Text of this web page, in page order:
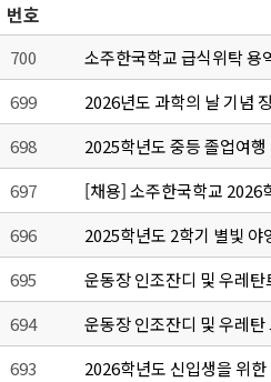
번호
700 소주한국학교 급식위탁 용
699
2026년도 과학의 날 기념
698
2025학년도 중등 졸업여
697
[채용] 소주한국학교 2026
696
2025학년도 2학기 별빛 야
695
운동장 인조잔디 및 우레
694
운동장 인조잔디 및 우레
693
2026학년도 신입생을 위